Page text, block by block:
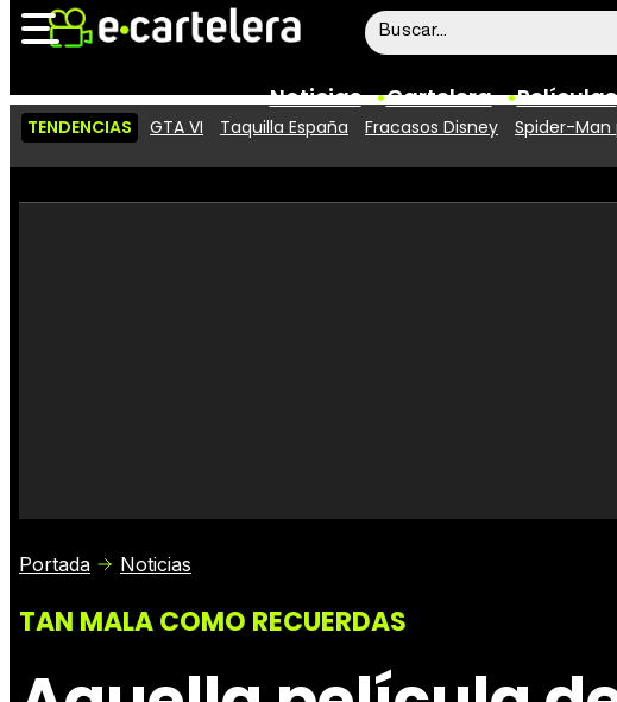
Noticias Cartelera Películas
Vídeos
Taquilla
TENDENCIAS GTA VI Taquilla España Fracasos Disney Spider-
Portada Noticias
TAN MALA COMO RECUERDAS